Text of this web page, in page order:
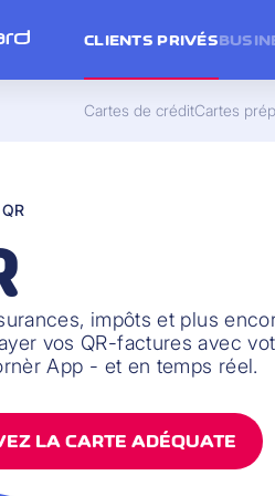
QR
impôts et plus
vos QR-factures avec
App - et en temps réel.
LA CARTE ADÉQUATE
CLIENTS PRIVÉS
Cartes de créditCartes